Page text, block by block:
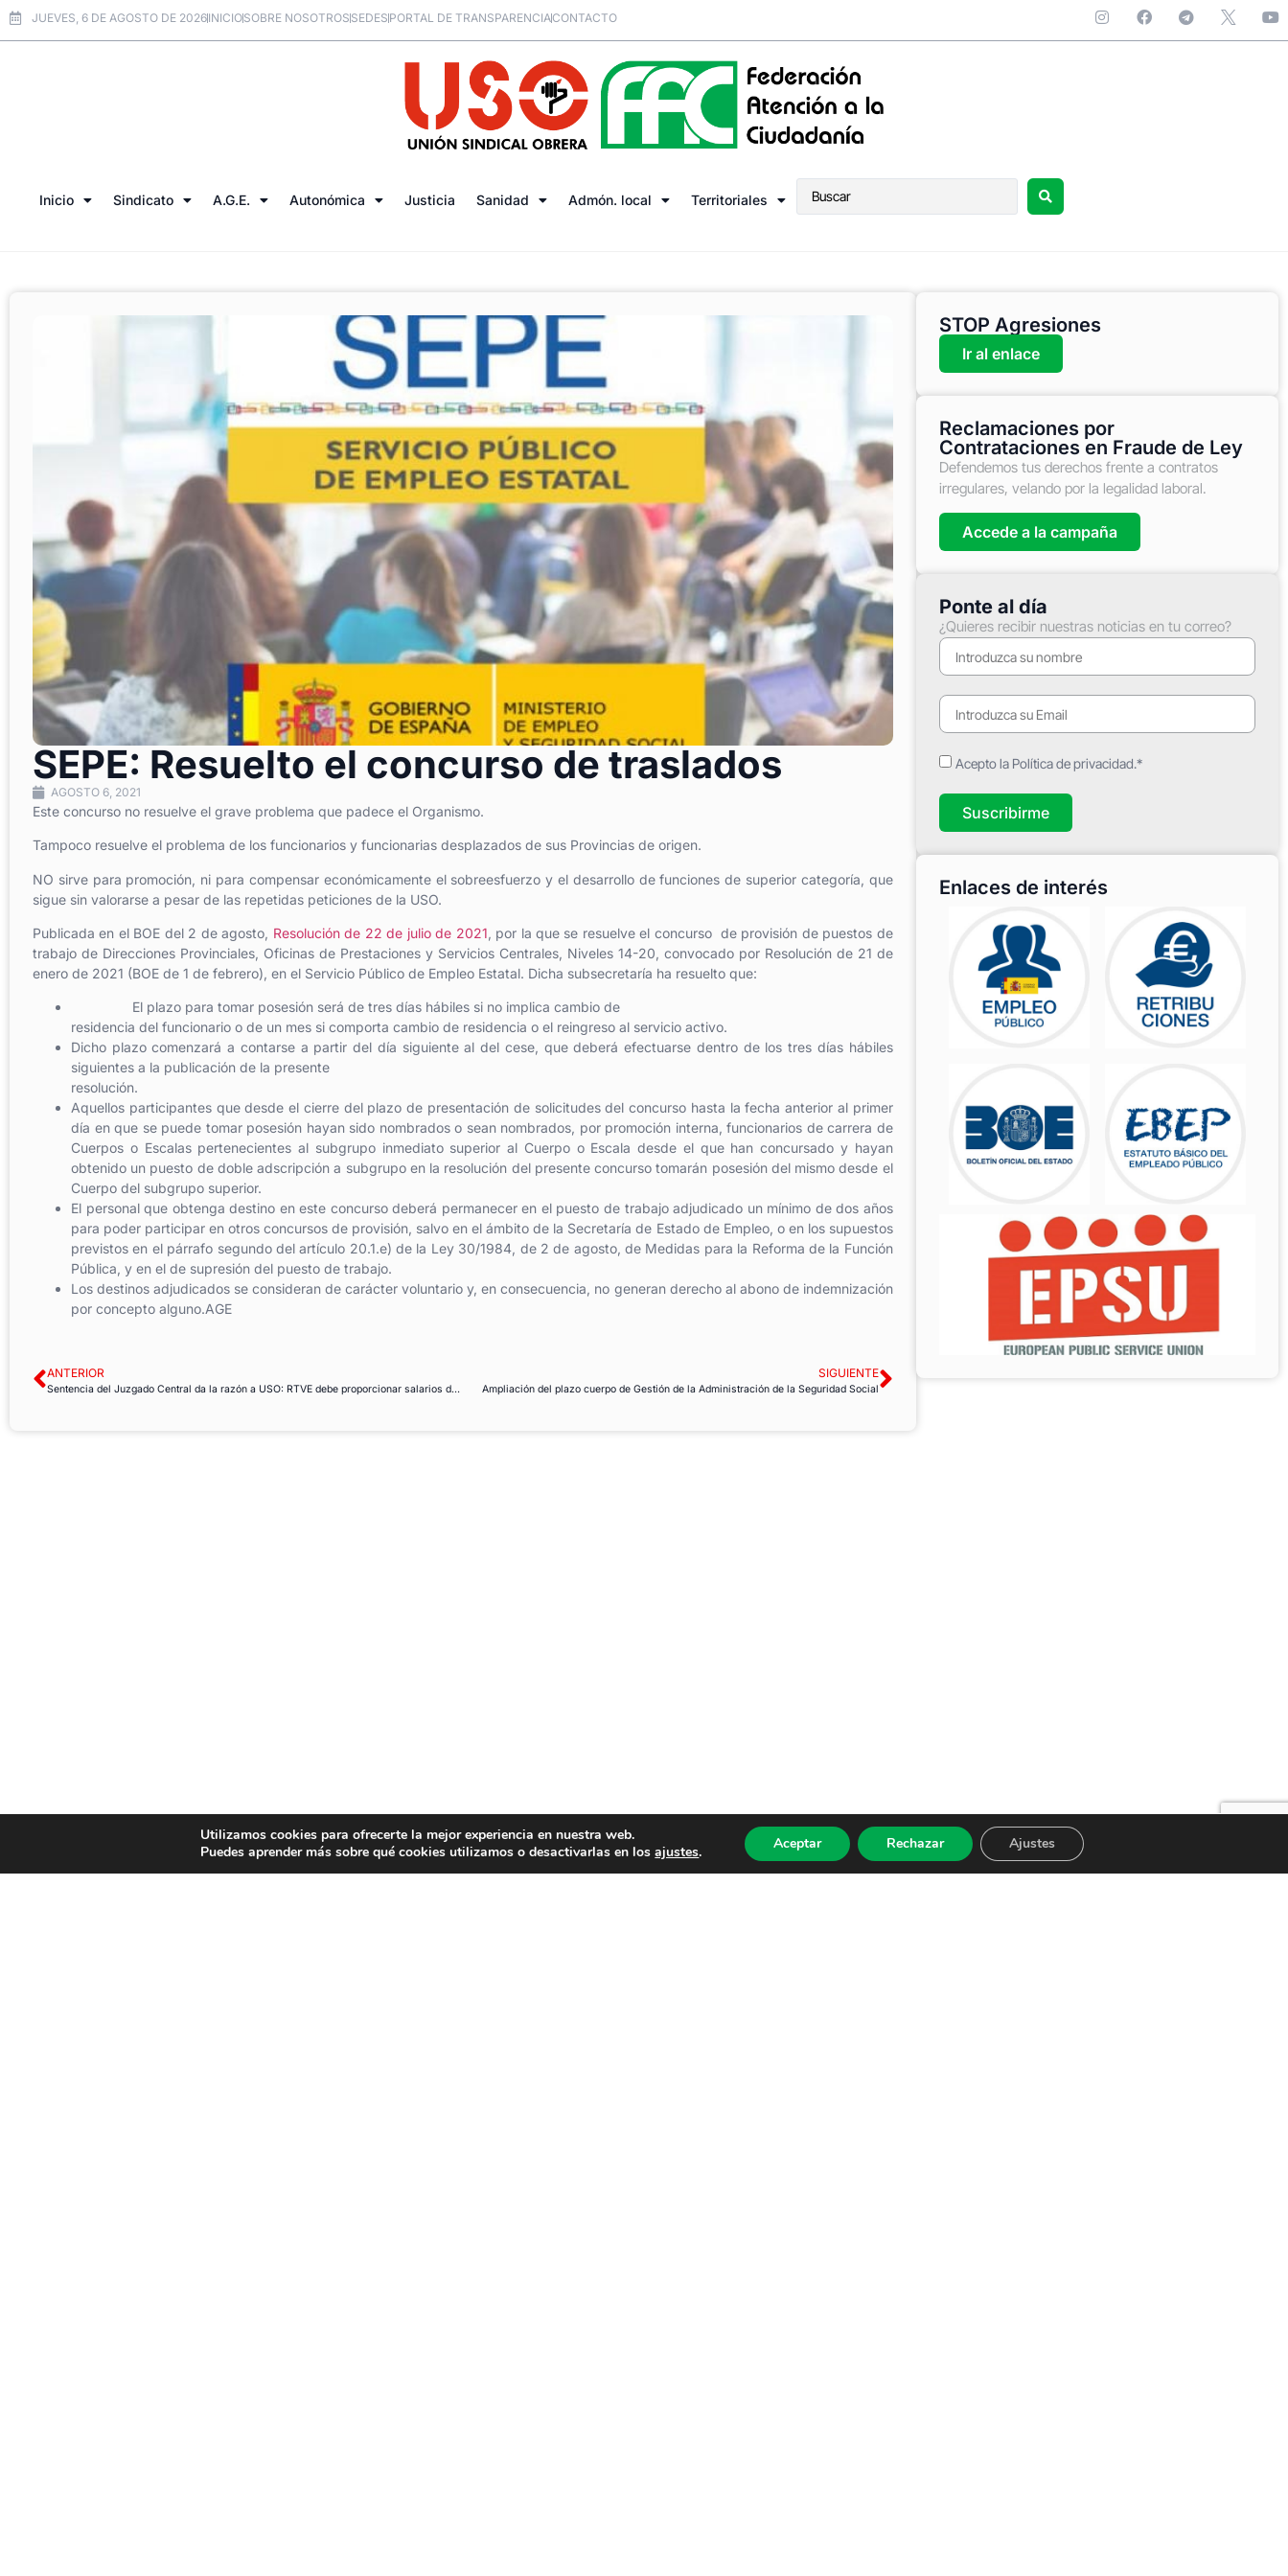
JUEVES, 6 DE AGOSTO DE 2026INICIOSOBRE NOSOTROSSEDESPORTAL DE TRANSPARENCIACONTACTO
Inicio Sindicato A.G.E. Autonómica Justicia Sanidad Admón. local Territoriales
SEPE: Resuelto el concurso de traslados
AGOSTO 6, 2021
Este concurso no resuelve el grave problema que padece el Organismo.
Tampoco resuelve el problema de los funcionarios y funcionarias desplazados de sus Provincias de origen.
NO sirve para promoción, ni para compensar económicamente el sobreesfuerzo y el desarrollo de funciones de superior categoría, que
sigue sin valorarse a pesar de las repetidas peticiones de la USO.
Publicada en el BOE del 2 de agosto, Resolución de 22 de julio de 2021, por la que se resuelve el concurso de provisión de puestos de
trabajo de Direcciones Provinciales, Oficinas de Prestaciones y Servicios Centrales, Niveles 14-20, convocado por Resolución de 21 de
enero de 2021 (BOE de 1 de febrero), en el Servicio Público de Empleo Estatal. Dicha subsecretaría ha resuelto que:
El plazo para tomar posesión será de tres días hábiles si no implica cambio de
residencia del funcionario o de un mes si comporta cambio de residencia o el reingreso al servicio activo.
Dicho plazo comenzará a contarse a partir del día siguiente al del cese, que deberá efectuarse dentro de los tres días hábiles
siguientes a la publicación de la presente
resolución.
Aquellos participantes que desde el cierre del plazo de presentación de solicitudes del concurso hasta la fecha anterior al primer
día en que se puede tomar posesión hayan sido nombrados o sean nombrados, por promoción interna, funcionarios de carrera de
Cuerpos o Escalas pertenecientes al subgrupo inmediato superior al Cuerpo o Escala desde el que han concursado y hayan
obtenido un puesto de doble adscripción a subgrupo en la resolución del presente concurso tomarán posesión del mismo desde el
Cuerpo del subgrupo superior.
El personal que obtenga destino en este concurso deberá permanecer en el puesto de trabajo adjudicado un mínimo de dos años
para poder participar en otros concursos de provisión, salvo en el ámbito de la Secretaría de Estado de Empleo, o en los supuestos
previstos en el párrafo segundo del artículo 20.1.e) de la Ley 30/1984, de 2 de agosto, de Medidas para la Reforma de la Función
Pública, y en el de supresión del puesto de trabajo.
Los destinos adjudicados se consideran de carácter voluntario y, en consecuencia, no generan derecho al abono de indemnización
por concepto alguno.AGE
ANTERIOR
Sentencia del Juzgado Central da la razón a USO: RTVE debe proporcionar salarios de directivos
SIGUIENTE
Ampliación del plazo cuerpo de Gestión de la Administración de la Seguridad Social
STOP Agresiones
Ir al enlace
Reclamaciones por
Contrataciones en Fraude de Ley
Defendemos tus derechos frente a contratos
irregulares, velando por la legalidad laboral.
Accede a la campaña
Ponte al día
¿Quieres recibir nuestras noticias en tu correo?
Acepto la Política de privacidad.*
Suscribirme
Enlaces de interés
Utilizamos cookies para ofrecerte la mejor experiencia en nuestra web.
Puedes aprender más sobre qué cookies utilizamos o desactivarlas en losajustes. Aceptar Rechazar Ajustes